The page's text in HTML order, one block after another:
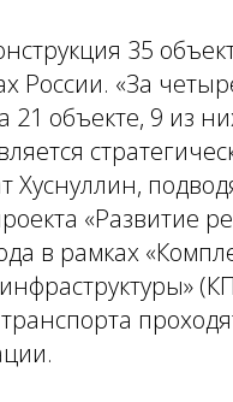
35
России. «За
объекте, 9 из
Хуснуллин,
«Развитие
в рамках